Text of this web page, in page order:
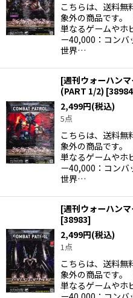
こちらは、送料無
象外の商品です。
単なるゲームやホ
ー40,000：コンバ
世界…
[週刊ウォーハン
(PART 1/2) [38984
2,499円(税込)
5点
こちらは、送料無
象外の商品です。
単なるゲームやホ
ー40,000：コンバ
世界…
[週刊ウォーハン
[38983]
2,499円(税込)
1点
こちらは、送料無
象外の商品です。
単なるゲームやホ